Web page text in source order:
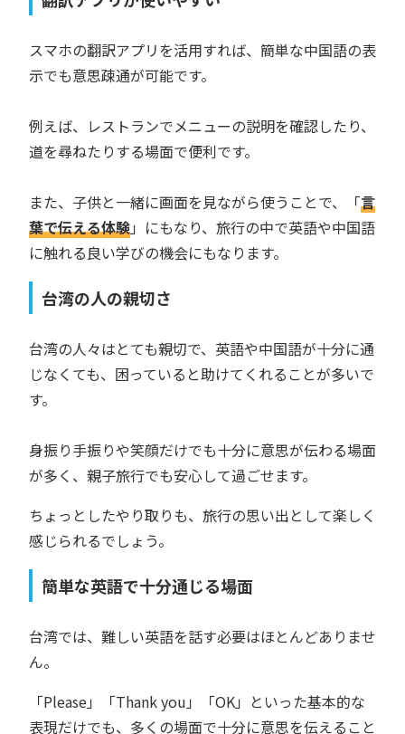
スマホの翻訳アプリを活用すれば、簡単な中国語の表
示でも意思疎通が可能です。
例えば、レストランでメニューの説明を確認したり、
道を尋ねたりする場面で便利です。
また、子供と一緒に画面を見ながら使うことで、「言
葉で伝える体験」にもなり、旅行の中で英語や中国語
に触れる良い学びの機会にもなります。
台湾の人の親切さ
台湾の人々はとても親切で、英語や中国語が十分に通
じなくても、困っていると助けてくれることが多いで
す。
身振り手振りや笑顔だけでも十分に意思が伝わる場面
が多く、親子旅行でも安心して過ごせます。
ちょっとしたやり取りも、旅行の思い出として楽しく
感じられるでしょう。
簡単な英語で十分通じる場面
台湾では、難しい英語を話す必要はほとんどありませ
ん。
「Please」「Thank you」「OK」といった基本的な
表現だけでも、多くの場面で十分に意思を伝えること